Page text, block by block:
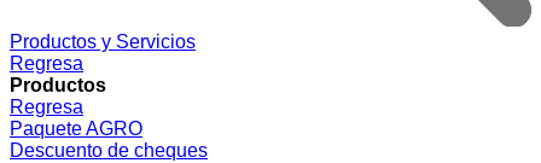
Productos y Servicios
Regresa
Productos
Regresa
Paquete AGRO
Descuento de cheques